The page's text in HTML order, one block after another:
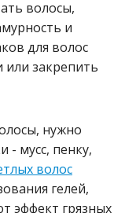
волосы,
и
для волос
закрепить
нужно
- мусс, пенку,
волос
гелей,
эффект грязных